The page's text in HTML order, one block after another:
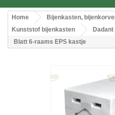
Home
Bijenkasten,
Kunststof bijenkasten
Blatt 6-raams EPS kastje